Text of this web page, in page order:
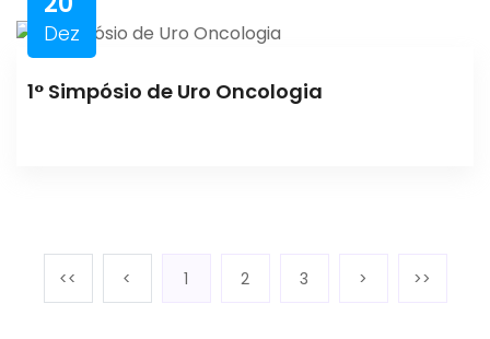
Dez
1° Simpósio de Uro Oncologia
<< < 1 2 3 > >>